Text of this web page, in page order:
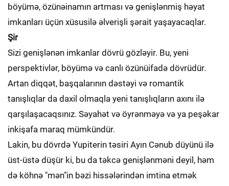
böyümə, özünəinamın artması və genişlənmiş həyat
imkanları üçün xüsusilə əlverişli şərait yaşayacaqlar.
Şir
Sizi genişlənən imkanlar dövrü gözləyir. Bu, yeni
perspektivlər, böyümə və canlı özünüifadə dövrüdür.
Artan diqqət, başqalarının dəstəyi və romantik
tanışlıqlar da daxil olmaqla yeni tanışlıqların axını ilə
qarşılaşacaqsınız. Səyahət və öyrənməyə və ya peşəkar
inkişafa maraq mümkündür.
Lakin, bu dövrdə Yupiterin təsiri Ayın Cənub düyünü ilə
üst-üstə düşür ki, bu da təkcə genişlənməni deyil, həm
də köhnə "mən"in bəzi hissələrindən imtina etmək